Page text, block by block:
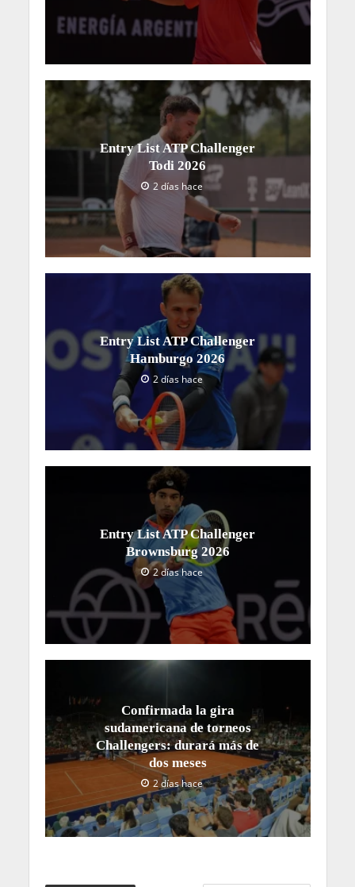
Entry List ATP Challenger
Todi 2026
2 días hace
Entry List ATP Challenger
Hamburgo 2026
2 días hace
Entry List ATP Challenger
Brownsburg 2026
2 días hace
Confirmada la gira
sudamericana de torneos
Challengers: durará más de
dos meses
2 días hace